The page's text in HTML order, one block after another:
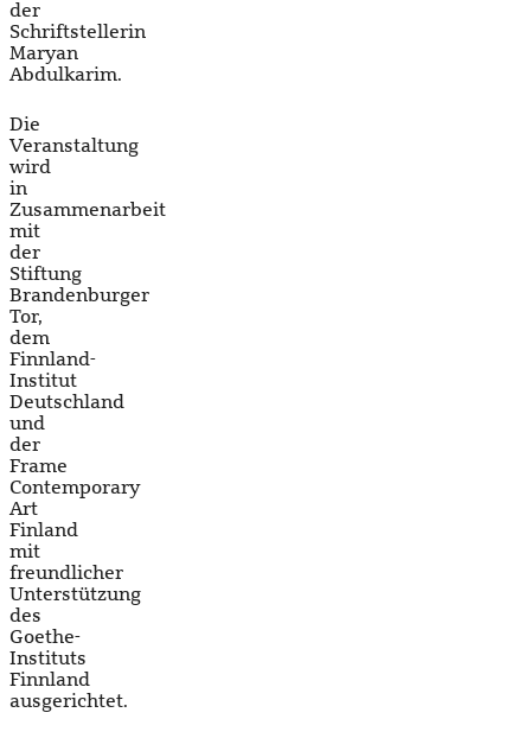
der
Schriftstellerin
Maryan
Abdulkarim.
Die
Veranstaltung
wird
in
Zusammenarbeit
mit
der
Stiftung
Brandenburger
Tor,
dem
Finnland-
Institut
Deutschland
und
der
Frame
Contemporary
Art
Finland
mit
freundlicher
Unterstützung
des
Goethe-
Instituts
Finnland
ausgerichtet.